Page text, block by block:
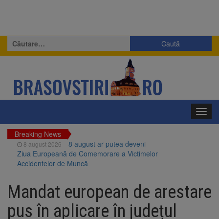
Caută
după:
Breaking News
8 august 2026
8 august ar putea deveni
Ziua Europeană de Comemorare a Victimelor
Accidentelor de Muncă
fostului complex Duplex 91, de lângă Piața
Star
8 august 2026
Ungaria renunță la apelul
pentru reducerea consumului de energie.
Mandat european de arestare
pus în aplicare în județul